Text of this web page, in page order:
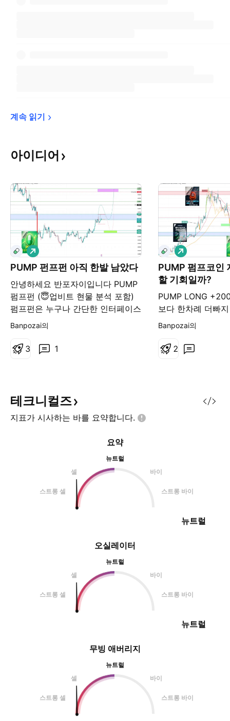
계속 읽기
아이디어
PUMP 펀프펀 아직 한발 남았다
안녕하세요 반포자이입니다 PUMP
펌프펀 (😇업비트 현물 분석 포함)
펌프펀은 누구나 간단한 인터페이스
와 저렴한 수술로 민코인을 만들 수
파란색 박스를 돌파하게 된다면, 충
습니다. 주요저항라인 0.0065 /
0.0071 / 0.0085 단기저항라인
0.004762 - 0.0051 해당구간을 돌
스트 ⭐️⭐️⭐️ 트레이딩 포인트 만약 눌
롱
Banpozai의
1
3
PUMP 펌프코인
할 기회일까?
PUMP LONG
보다 한차례 더빠
매수 받아야 할 자
로 보는것보다도
으로 단기 눌림이
지지라인
0.0065까지
롱
Banpozai의
2
테크니컬즈
지표가 시사하는 바를 요약합니다.
오실레이터
뉴트럴
셀
바이
스트롱 셀 스트롱 바이
뉴트럴
요약
뉴트럴
셀
바이
스트롱 셀 스트롱 바이
뉴트럴
무빙 애버리지
뉴트럴
셀
바이
스트롱 셀 스트롱 바이